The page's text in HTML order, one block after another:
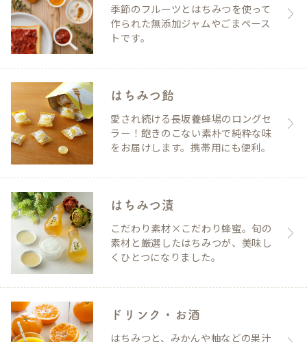
季節のフルーツとはちみつを使って
作られた無添加ジャムやごまペース
トです。
はちみつ飴
愛され続ける長坂養蜂場のロングセ
ラー！飽きのこない素朴で純粋な味
をお届けします。携帯用にも便利。
はちみつ漬
こだわり素材×こだわり蜂蜜。旬の
素材と厳選したはちみつが、美味し
くひとつになりました。
ドリンク・お酒
はちみつと、みかんや柚などの果汁